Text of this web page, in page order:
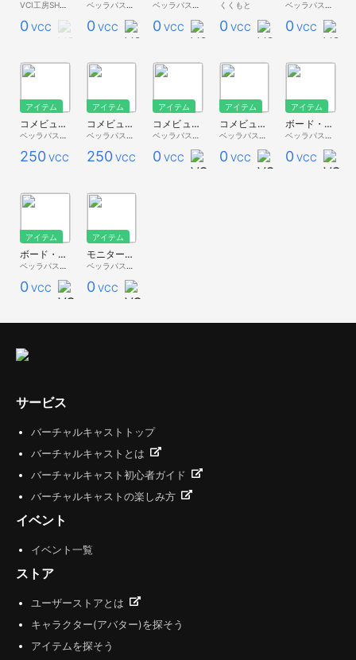
0 VCC 0 VCC 0 VCC
くくもと
0 VCC 0 VCC
アイテム
コメビュ（岩石）【ベッラ家具】
250 VCC
アイテム
コメビュ（白金）【ベッラ家具】
250 VCC
アイテム
コメビュ（木目）【ベッラ家具】
0 VCC
アイテム
コメビュ（黒板）【ベッラ家具】
0 VCC
アイテム
ボード・ウォール【ベッラ家具】
0 VCC
アイテム
ボード・スタンド【ベッラ家具】
0 VCC
アイテム
モニターカメラボード
0 VCC
サービス
バーチャルキャストトップ
バーチャルキャストとは
バーチャルキャスト初心者ガイド
バーチャルキャストの楽しみ方
イベント
イベント一覧
ストア
ユーザーストアとは
キャラクター(アバター)を探そう
アイテムを探そう